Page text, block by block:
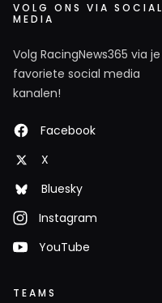
VOLG ONS VIA SOCIAL
MEDIA
Volg RacingNews365 via je
favoriete social media
kanalen!
Facebook
X
Bluesky
Instagram
YouTube
TEAMS